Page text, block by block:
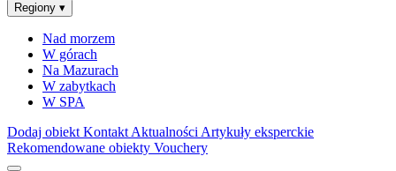
Regiony ▾
Nad morzem
W górach
Na Mazurach
W zabytkach
W SPA
Dodaj obiekt Kontakt Aktualności Artykuły eksperckie
Rekomendowane obiekty Vouchery